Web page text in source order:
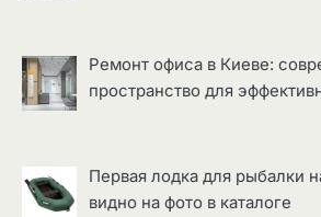
Ремонт офиса в Киеве:
пространство для
Первая лодка для рыбалки
видно на фото в каталоге